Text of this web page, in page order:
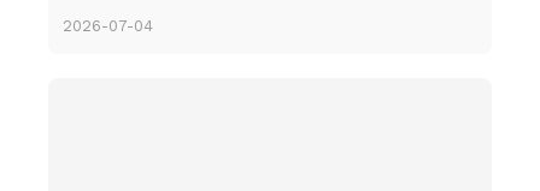
2026-07-04